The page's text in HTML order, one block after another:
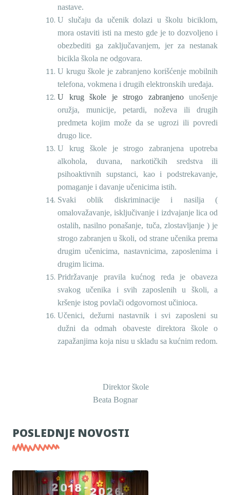
nastave.
U slučaju da učenik dolazi u školu biciklom,
mora ostaviti isti na mesto gde je to dozvoljeno i
obezbediti ga zaključavanjem, jer za nestanak
bicikla škola ne odgovara.
U krugu škole je zabranjeno korišćenje mobilnih
telefona, vokmena i drugih elektronskih uređaja.
U krug škole je strogo zabranjeno unošenje
oružja, municije, petardi, noževa ili drugih
predmeta kojim može da se ugrozi ili povredi
drugo lice.
U krug škole je strogo zabranjena upotreba
alkohola, duvana, narkotičkih sredstva ili
psihoaktivnih supstanci, kao i podstrekavanje,
pomaganje i davanje učenicima istih.
Svaki oblik diskriminacije i nasilja (
omalovažavanje, isključivanje i izdvajanje lica od
ostalih, nasilno ponašanje, tuča, zlostavljanje ) je
strogo zabranjen u školi, od strane učenika prema
drugim učenicima, nastavnicima, zaposlenima i
drugim licima.
Pridržavanje pravila kućnog reda je obaveza
svakog učenika i svih zaposlenih u školi, a
kršenje istog povlači odgovornost učinioca.
Učenici, dežurni nastavnik i svi zaposleni su
dužni da odmah obaveste direktora škole o
zapažanjima koja nisu u skladu sa kućnim redom.
Direktor škole
Beata Bognar
POSLEDNJE NOVOSTI